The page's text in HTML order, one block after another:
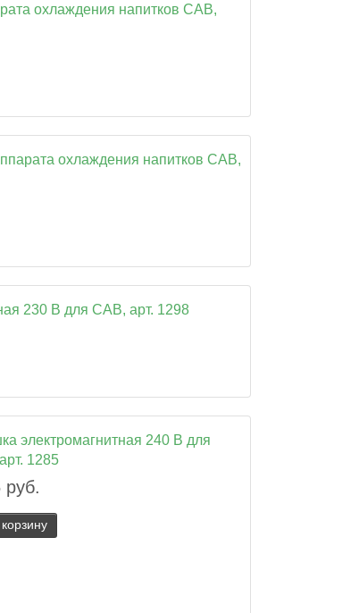
охлаждения напитков CAB,
охлаждения напитков CAB,
230 В для CAB, арт. 1298
электромагнитная 240 В для
1285
руб.